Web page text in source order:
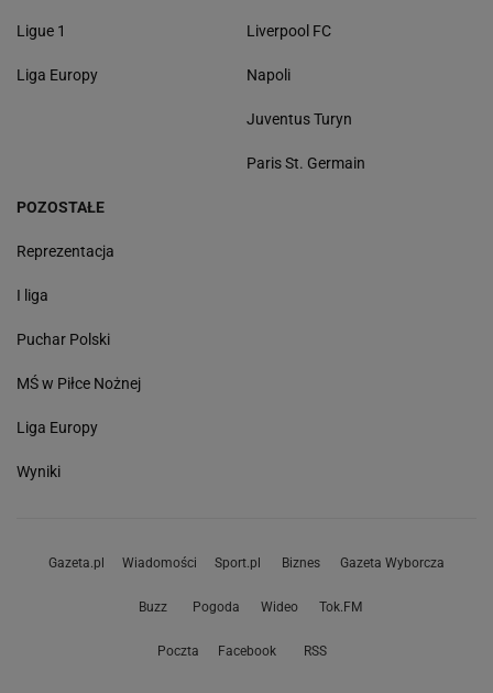
Ligue 1
Liga Europy
Liverpool FC
Napoli
Juventus Turyn
Paris St. Germain
POZOSTAŁE
Reprezentacja
I liga
Puchar Polski
MŚ w Piłce Nożnej
Liga Europy
Wyniki
Gazeta.pl Wiadomości Sport.pl Biznes Gazeta Wyborcza
Buzz Pogoda Wideo Tok.FM
Poczta Facebook RSS